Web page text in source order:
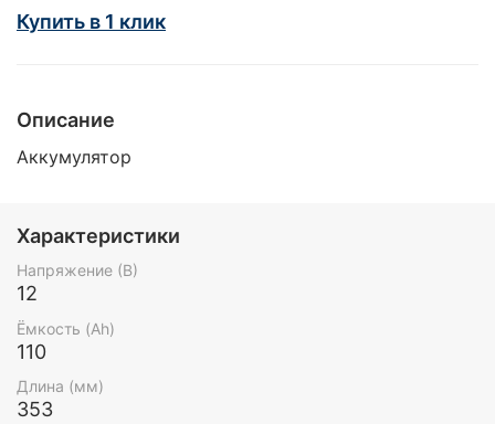
Купить в 1 клик
Описание
Аккумулятор
Характеристики
Напряжение (В)
12
Ёмкость (Ah)
110
Длина (мм)
353